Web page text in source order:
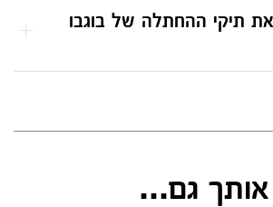
תיקי ההחתלה של בוגבו
אותך גם...